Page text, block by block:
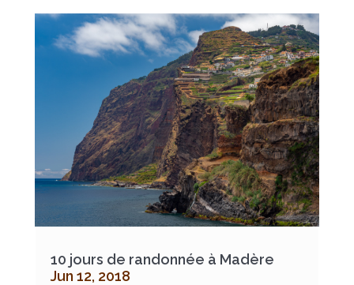
10 jours de randonnée à Madère
Jun 12, 2018